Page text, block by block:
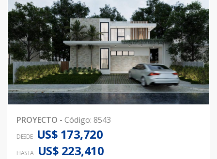
PROYECTO - Código: 8543
DESDE US$ 173,720
HASTA US$ 223,410